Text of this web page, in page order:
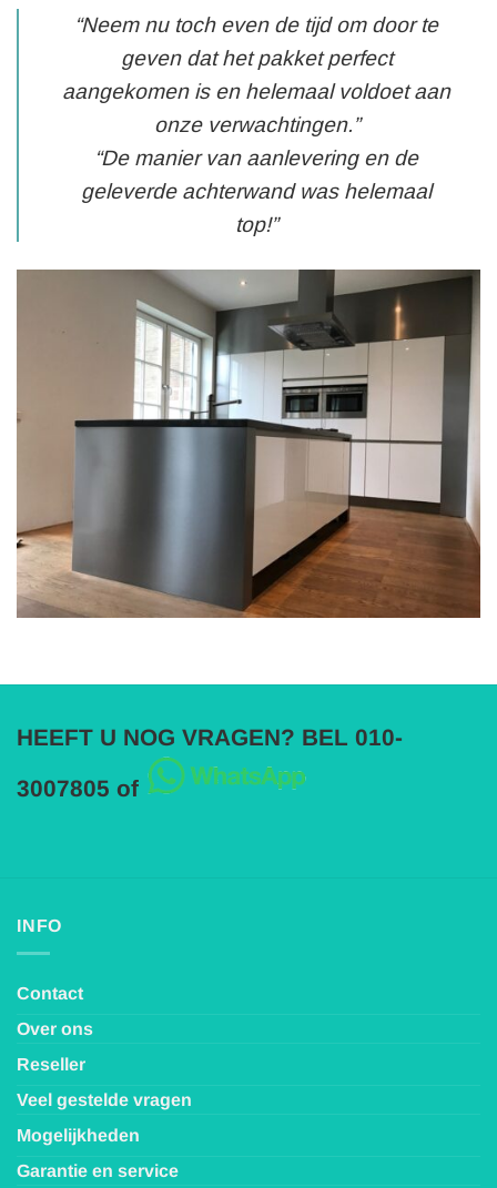
“Neem nu toch even de tijd om door te
geven dat het pakket perfect
aangekomen is en helemaal voldoet aan
onze verwachtingen.”
“De manier van aanlevering en de
geleverde achterwand was helemaal
top!”
HEEFT U NOG VRAGEN? BEL 010-
3007805 of
INFO
Contact
Over ons
Reseller
Veel gestelde vragen
Mogelijkheden
Garantie en service